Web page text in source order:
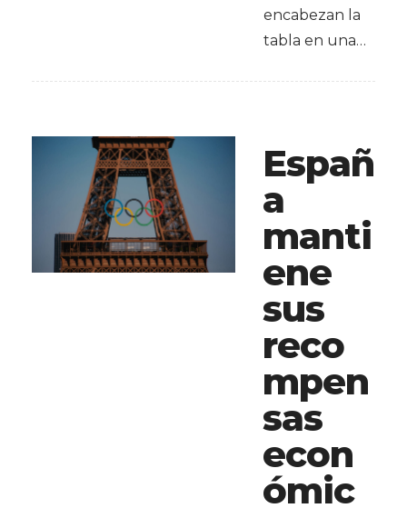
encabezan la
tabla en una…
Españ
a
manti
ene
sus
reco
mpen
sas
econ
ómic